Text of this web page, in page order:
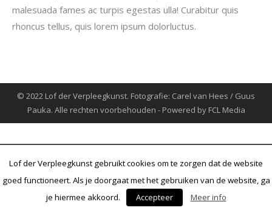
malesuada fames ac turpis egestas ulla! Curabitur quis
rhoncus tellus, quis lorem ipsum dolorluctus.
© 2022 Lof der Verpleegkunst. Fotografie: Carel van Hees / Guus
Pauka. Alle rechten voorbehouden - Powered by FCL Media
Lof der Verpleegkunst gebruikt cookies om te zorgen dat de website
goed functioneert. Als je doorgaat met het gebruiken van de website, ga
je hiermee akkoord.
Accepteer Meer info